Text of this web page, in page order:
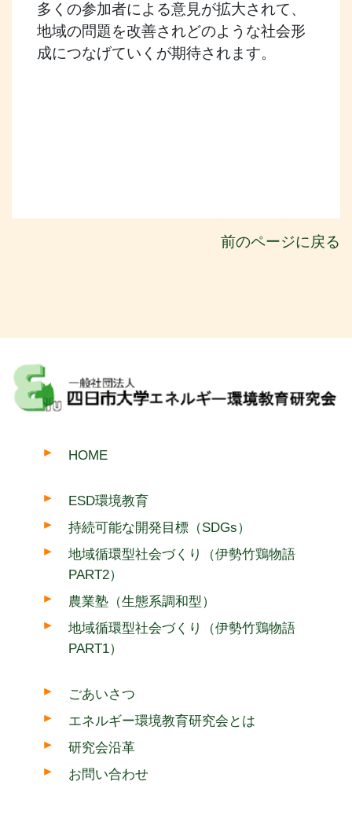
多くの参加者による意見が拡大されて、
地域の問題を改善されどのような社会形
成につなげていくが期待されます。
前のページに戻る
HOME
ESD環境教育
持続可能な開発目標（SDGs）
地域循環型社会づくり（伊勢竹鶏物語
PART2）
農業塾（生態系調和型）
地域循環型社会づくり（伊勢竹鶏物語
PART1）
ごあいさつ
エネルギー環境教育研究会とは
研究会沿革
お問い合わせ